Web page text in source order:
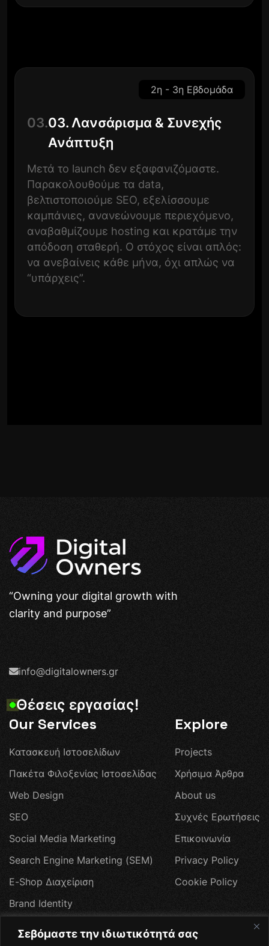
Σεβόμαστε την ιδιωτικότητά σας
2η - 3η Εβδομάδα
03.03. Λανσάρισμα & Συνεχής
Ανάπτυξη
Μετά το launch δεν εξαφανιζόμαστε.
Παρακολουθούμε τα data,
βελτιστοποιούμε SEO, εξελίσσουμε
καμπάνιες, ανανεώνουμε περιεχόμενο,
αναβαθμίζουμε hosting και κρατάμε την
απόδοση σταθερή. Ο στόχος είναι απλός:
να ανεβαίνεις κάθε μήνα, όχι απλώς να
“υπάρχεις”.
“Owning your digital growth with
clarity and purpose”
info@digitalowners.gr
Θέσεις εργασίας!
Our Services
Κατασκευή Ιστοσελίδων
Πακέτα Φιλοξενίας Ιστοσελίδας
Web Design
SEO
Social Media Marketing
Search Engine Marketing (SEM)
E-Shop Διαχείριση
Brand Identity
Explore
Projects
Χρήσιμα Άρθρα
About us
Συχνές Ερωτήσεις
Επικοινωνία
Privacy Policy
Cookie Policy